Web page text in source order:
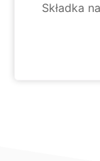
Składka